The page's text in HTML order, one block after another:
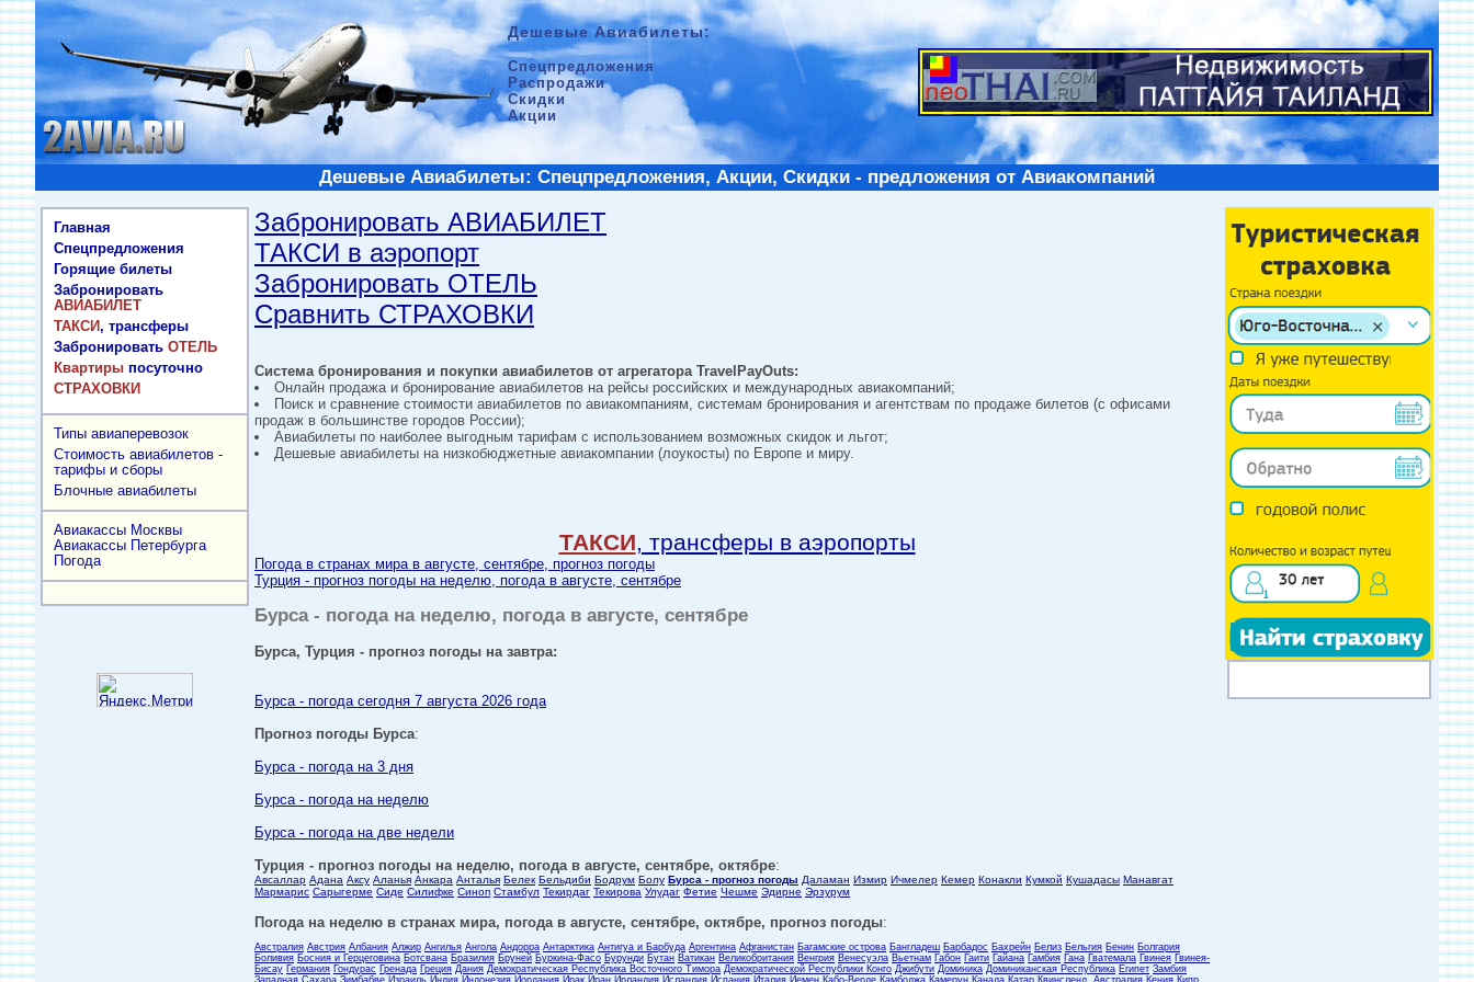
Дешевые Авиабилеты:
Спецпредложения
Распродажи
Скидки
Акции
Дешевые Авиабилеты: Спецпредложения, Акции, Скидки - предложения от Авиакомпаний
Главная
Спецпредложения
Горящие билеты
Забронировать
АВИАБИЛЕТ
ТАКСИ, трансферы
Забронировать ОТЕЛЬ
Квартиры посуточно
СТРАХОВКИ
Типы авиаперевозок
Стоимость авиабилетов -
тарифы и сборы
Блочные авиабилеты
Авиакассы Москвы
Авиакассы Петербурга
Погода
Забронировать АВИАБИЛЕТ
ТАКСИ в аэропорт
Забронировать ОТЕЛЬ
Сравнить СТРАХОВКИ
Система бронирования и покупки авиабилетов от агрегатора TravelPayOuts:
Онлайн продажа и бронирование авиабилетов на рейсы российских и международных авиакомпаний;
Поиск и сравнение стоимости авиабилетов по авиакомпаниям, системам бронирования и агентствам по продаже билетов (с офисами
продаж в большинстве городов России);
Авиабилеты по наиболее выгодным тарифам с использованием возможных скидок и льгот;
Дешевые авиабилеты на низкобюджетные авиакомпании (лоукосты) по Европе и миру.
ТАКСИ, трансферы в аэропорты
Погода в странах мира в августе, сентябре, прогноз погоды
Турция - прогноз погоды на неделю, погода в августе, сентябре
Бурса - погода на неделю, погода в августе, сентябре
Бурса, Турция - прогноз погоды на завтра:
Бурса - погода сегодня 7 августа 2026 года
Прогноз погоды Бурса:
Бурса - погода на 3 дня
Бурса - погода на неделю
Бурса - погода на две недели
Турция - прогноз погоды на неделю, погода в августе, сентябре, октябре:
Авсаллар Адана Аксу Аланья Анкара Анталья Белек Бельдиби Бодрум Болу Бурса - прогноз погоды Даламан Измир Ичмелер Кемер Конакли Кумкой Кушадасы Манавгат
Мармарис Сарыгерме Сиде Силифке Синоп Стамбул Текирдаг Текирова Улудаг Фетие Чешме Эдирне Эрзурум
Погода на неделю в странах мира, погода в августе, сентябре, октябре, прогноз погоды:
Австралия Австрия Албания Алжир Ангилья Ангола Андорра Антарктика Антигуа и Барбуда Аргентина Афганистан Багамские острова Бангладеш Барбадос Бахрейн Белиз Бельгия Бенин Болгария
Боливия Босния и Герцеговина Ботсвана Бразилия Бруней Буркина-Фасо Бурунди Бутан Ватикан Великобритания Венгрия Венесуэла Вьетнам Габон Гаити Гайана Гамбия Гана Гватемала Гвинея Гвинея-
Бисау Германия Гондурас Гренада Греция Дания Демократическая Республика Восточного Тимора Демократической Республики Конго Джибути Доминика Доминиканская Республика Египет Замбия
Западная Сахара Зимбабве Израиль Индия Индонезия Иордания Ирак Иран Ирландия Исландия Испания Италия Йемен Кабо-Верде Камбоджа Камерун Канада Катар Квинсленд, Австралия Кения Кипр